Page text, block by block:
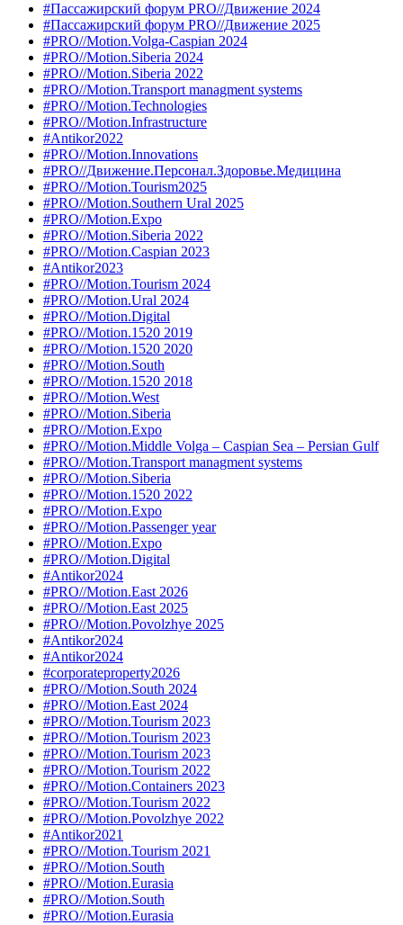
#Пассажирский форум PRO//Движение 2024
#Пассажирский форум PRO//Движение 2025
#PRO//Motion.Volga-Caspian 2024
#PRO//Motion.Siberia 2024
#PRO//Motion.Siberia 2022
#PRO//Motion.Transport managment systems
#PRO//Motion.Technologies
#PRO//Motion.Infrastructure
#Antikor2022
#PRO//Motion.Innovations
#PRO//Движение.Персонал.Здоровье.Медицина
#PRO//Motion.Tourism2025
#PRO//Motion.Southern Ural 2025
#PRO//Motion.Expo
#PRO//Motion.Siberia 2022
#PRO//Motion.Caspian 2023
#Antikor2023
#PRO//Motion.Tourism 2024
#PRO//Motion.Ural 2024
#PRO//Motion.Digital
#PRO//Motion.1520 2019
#PRO//Motion.1520 2020
#PRO//Motion.South
#PRO//Motion.1520 2018
#PRO//Motion.West
#PRO//Motion.Siberia
#PRO//Motion.Expo
#PRO//Motion.Middle Volga – Caspian Sea – Persian Gulf
#PRO//Motion.Transport managment systems
#PRO//Motion.Siberia
#PRO//Motion.1520 2022
#PRO//Motion.Expo
#PRO//Motion.Passenger year
#PRO//Motion.Expo
#PRO//Motion.Digital
#Antikor2024
#PRO//Motion.East 2026
#PRO//Motion.East 2025
#PRO//Motion.Povolzhye 2025
#Antikor2024
#Antikor2024
#corporateproperty2026
#PRO//Motion.South 2024
#PRO//Motion.East 2024
#PRO//Motion.Tourism 2023
#PRO//Motion.Tourism 2023
#PRO//Motion.Tourism 2023
#PRO//Motion.Tourism 2022
#PRO//Motion.Containers 2023
#PRO//Motion.Tourism 2022
#PRO//Motion.Povolzhye 2022
#Antikor2021
#PRO//Motion.Tourism 2021
#PRO//Motion.South
#PRO//Motion.Eurasia
#PRO//Motion.South
#PRO//Motion.Eurasia